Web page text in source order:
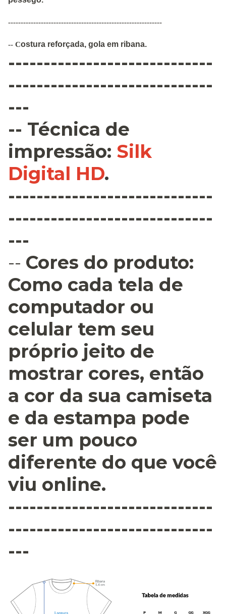
-------------------------------------------------------------
-- Costura reforçada, gola em ribana.
-----------------------------
-----------------------------
---
-- Técnica de
impressão: Silk
Digital HD.
-----------------------------
-----------------------------
---
-- Cores do produto:
Como cada tela de
computador ou
celular tem seu
próprio jeito de
mostrar cores, então
a cor da sua camiseta
e da estampa pode
ser um pouco
diferente do que você
viu online.
-----------------------------
-----------------------------
---